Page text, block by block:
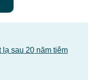
sau 20 năm tiêm